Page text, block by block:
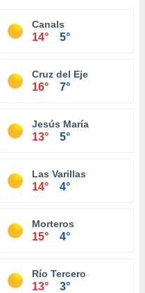
Canals
14° 5°
Cruz del Eje
16° 7°
Jesús María
13° 5°
Las Varillas
14° 4°
Morteros
15° 4°
Río Tercero
13° 3°